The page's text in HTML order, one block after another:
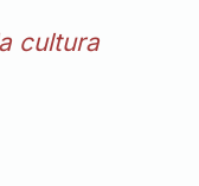
cultura